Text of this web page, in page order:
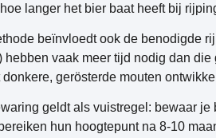
langer het bier baat heeft bij
beïnvloedt ook de benodigde
hebben vaak meer tijd nodig dan
donkere, gerösterde mouten
geldt als vuistregel: bewaar
hun hoogtepunt na 8-10